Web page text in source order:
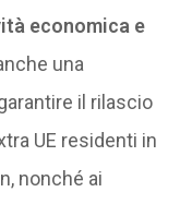
economica e
una
il rilascio
UE residenti in
nonché ai